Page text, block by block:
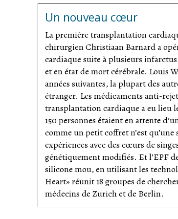
conséquences. En raison de
tendance à se former dans le cœur.
une artère du cerveau, une attaque
cardiopathie congénitale
abus d’alcool ou de stupéfiants
La Fondation suisse de cardiologie
Un nouveau cœur
La première transplantation
chirurgien Christiaan Barnard a
cardiaque suite à plusieurs
et en état de mort cérébrale. Louis
années suivantes, la plupart des
étranger. Les médicaments anti-
transplantation cardiaque a eu lieu
150 personnes étaient en attente
comme un petit coffret n’est
expériences avec des cœurs de
génétiquement modifiés. Et l’EPF
silicone mou, en utilisant les
Heart» réunit 18 groupes de
médecins de Zurich et de Berlin.